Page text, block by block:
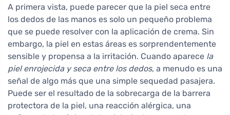
A primera vista, puede parecer que la piel seca entre
los dedos de las manos es solo un pequeño problema
que se puede resolver con la aplicación de crema. Sin
embargo, la piel en estas áreas es sorprendentemente
sensible y propensa a la irritación. Cuando aparece la
piel enrojecida y seca entre los dedos, a menudo es una
señal de algo más que una simple sequedad pasajera.
Puede ser el resultado de la sobrecarga de la barrera
protectora de la piel, una reacción alérgica, una